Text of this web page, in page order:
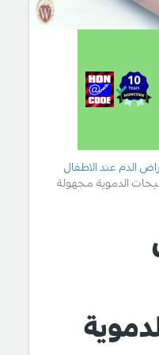
الدم عند الاطفال
الدموية مجهولة